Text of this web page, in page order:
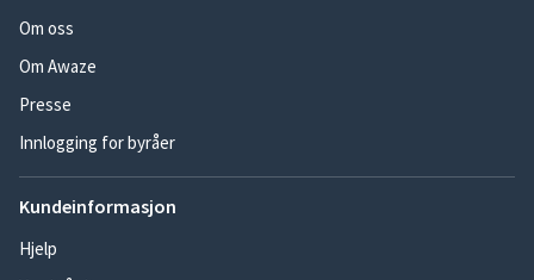
Om oss
Om Awaze
Presse
Innlogging for byråer
Kundeinformasjon
Hjelp